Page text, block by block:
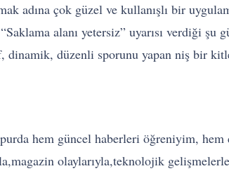
adına çok güzel ve kullanışlı bir
alanı yetersiz” uyarısı verdiği
düzenli sporunu yapan niş bir
hem güncel haberleri öğreniyim,
olaylarıyla,teknolojik